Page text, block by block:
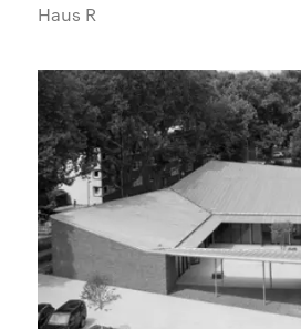
Haus R